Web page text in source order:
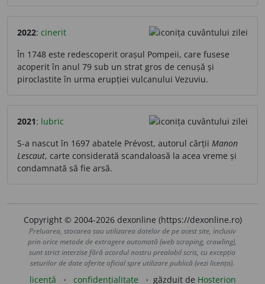
2022: cinerit
În 1748 este redescoperit orașul Pompeii, care fusese
acoperit în anul 79 sub un strat gros de cenușă și
piroclastite în urma erupției vulcanului Vezuviu.
2021: lubric
S-a nascut în 1697 abatele Prévost, autorul cărții Manon
Lescaut, carte considerată scandaloasă la acea vreme și
condamnată să fie arsă.
Copyright © 2004-2026 dexonline (https://dexonline.ro)
Preluarea, stocarea sau utilizarea datelor de pe acest site, inclusiv
prin orice metode de extragere automată (web scraping, crawling),
sunt strict interzise fără acordul nostru prealabil scris, cu excepția
seturilor de date oferite oficial spre utilizare publică (vezi licența).
licență confidențialitate găzduit de Hosterion